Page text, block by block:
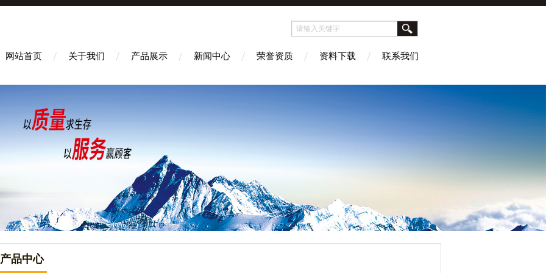
网站首页 关于我们 产品展示 新闻中心 荣誉资质 资料下载 联系我们
产品中心